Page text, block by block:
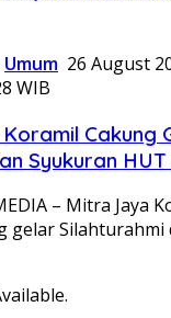
Umum 26 August
WIB
Cakung
Syukuran HUT
– Mitra Jaya
gelar Silahturahmi